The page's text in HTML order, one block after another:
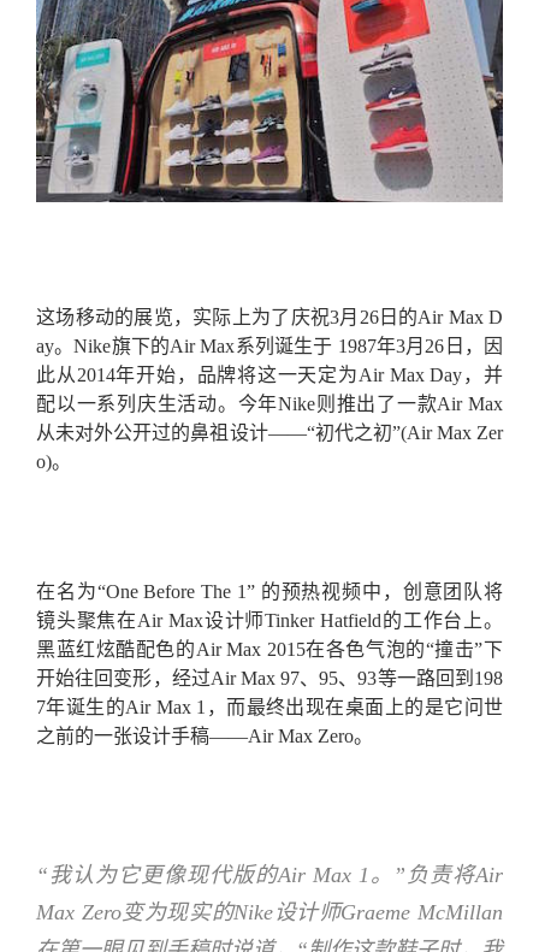
这场移动的展览，实际上为了庆祝3月26日的Air Max D
ay。Nike旗下的Air Max系列诞生于 1987年3月26日，因
此从2014年开始，品牌将这一天定为Air Max Day，并
配以一系列庆生活动。今年Nike则推出了一款Air Max
从未对外公开过的鼻祖设计——“初代之初”(Air Max Zer
o)。
在名为“One Before The 1” 的预热视频中，创意团队将
镜头聚焦在Air Max设计师Tinker Hatfield的工作台上。
黑蓝红炫酷配色的Air Max 2015在各色气泡的“撞击”下
开始往回变形，经过Air Max 97、95、93等一路回到198
7年诞生的Air Max 1，而最终出现在桌面上的是它问世
之前的一张设计手稿——Air Max Zero。
“我认为它更像现代版的Air Max 1。”负责将Air
Max Zero变为现实的Nike设计师Graeme McMillan